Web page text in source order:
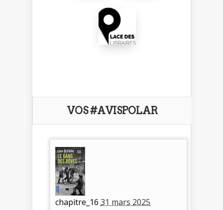
VOS #AVISPOLAR
chapitre_16 31 mars 2025